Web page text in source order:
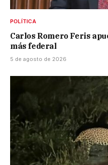
POLÍTICA
Carlos Romero Feris
más federal
5 de agosto de 2026